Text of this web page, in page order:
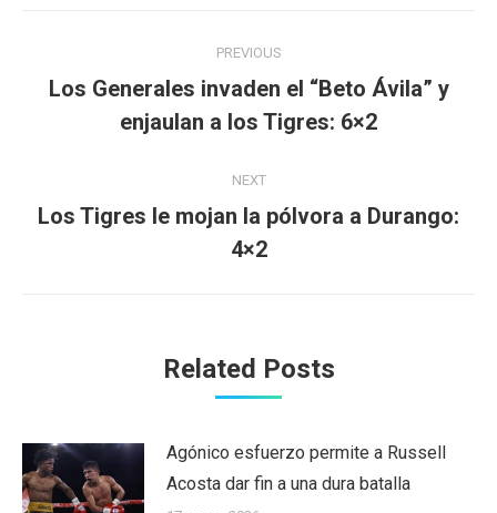
navigation
PREVIOUS
Previous
post:
Los Generales invaden el “Beto Ávila” y
enjaulan a los Tigres: 6×2
NEXT
Next
post:
Los Tigres le mojan la pólvora a Durango:
4×2
Related Posts
Agónico esfuerzo permite a Russell
Acosta dar fin a una dura batalla